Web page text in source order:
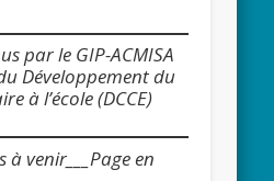
par le GIP-ACMISA
Développement du
à l’école (DCCE)
à venir___Page en